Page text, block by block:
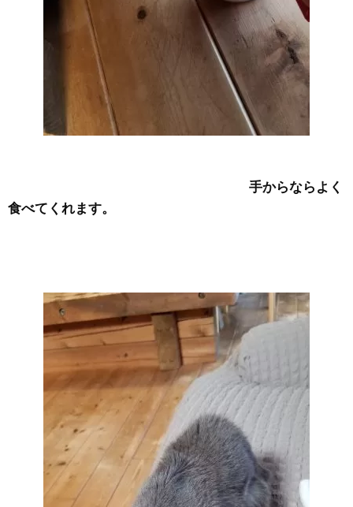
手からならよく
食べてくれます。